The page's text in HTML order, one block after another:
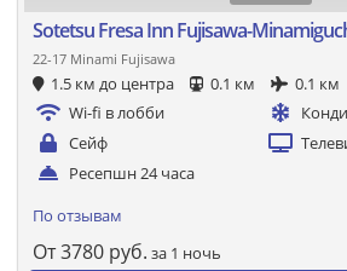
Sotetsu Fresa Inn Fujisawa-
22-17 Minami Fujisawa
1.5 км до центра 0.1 км
0.1 км
Wi-fi в лобби
Сейф
Ресепшн 24 часа
По отзывам
От3780 руб. за 1 ночь